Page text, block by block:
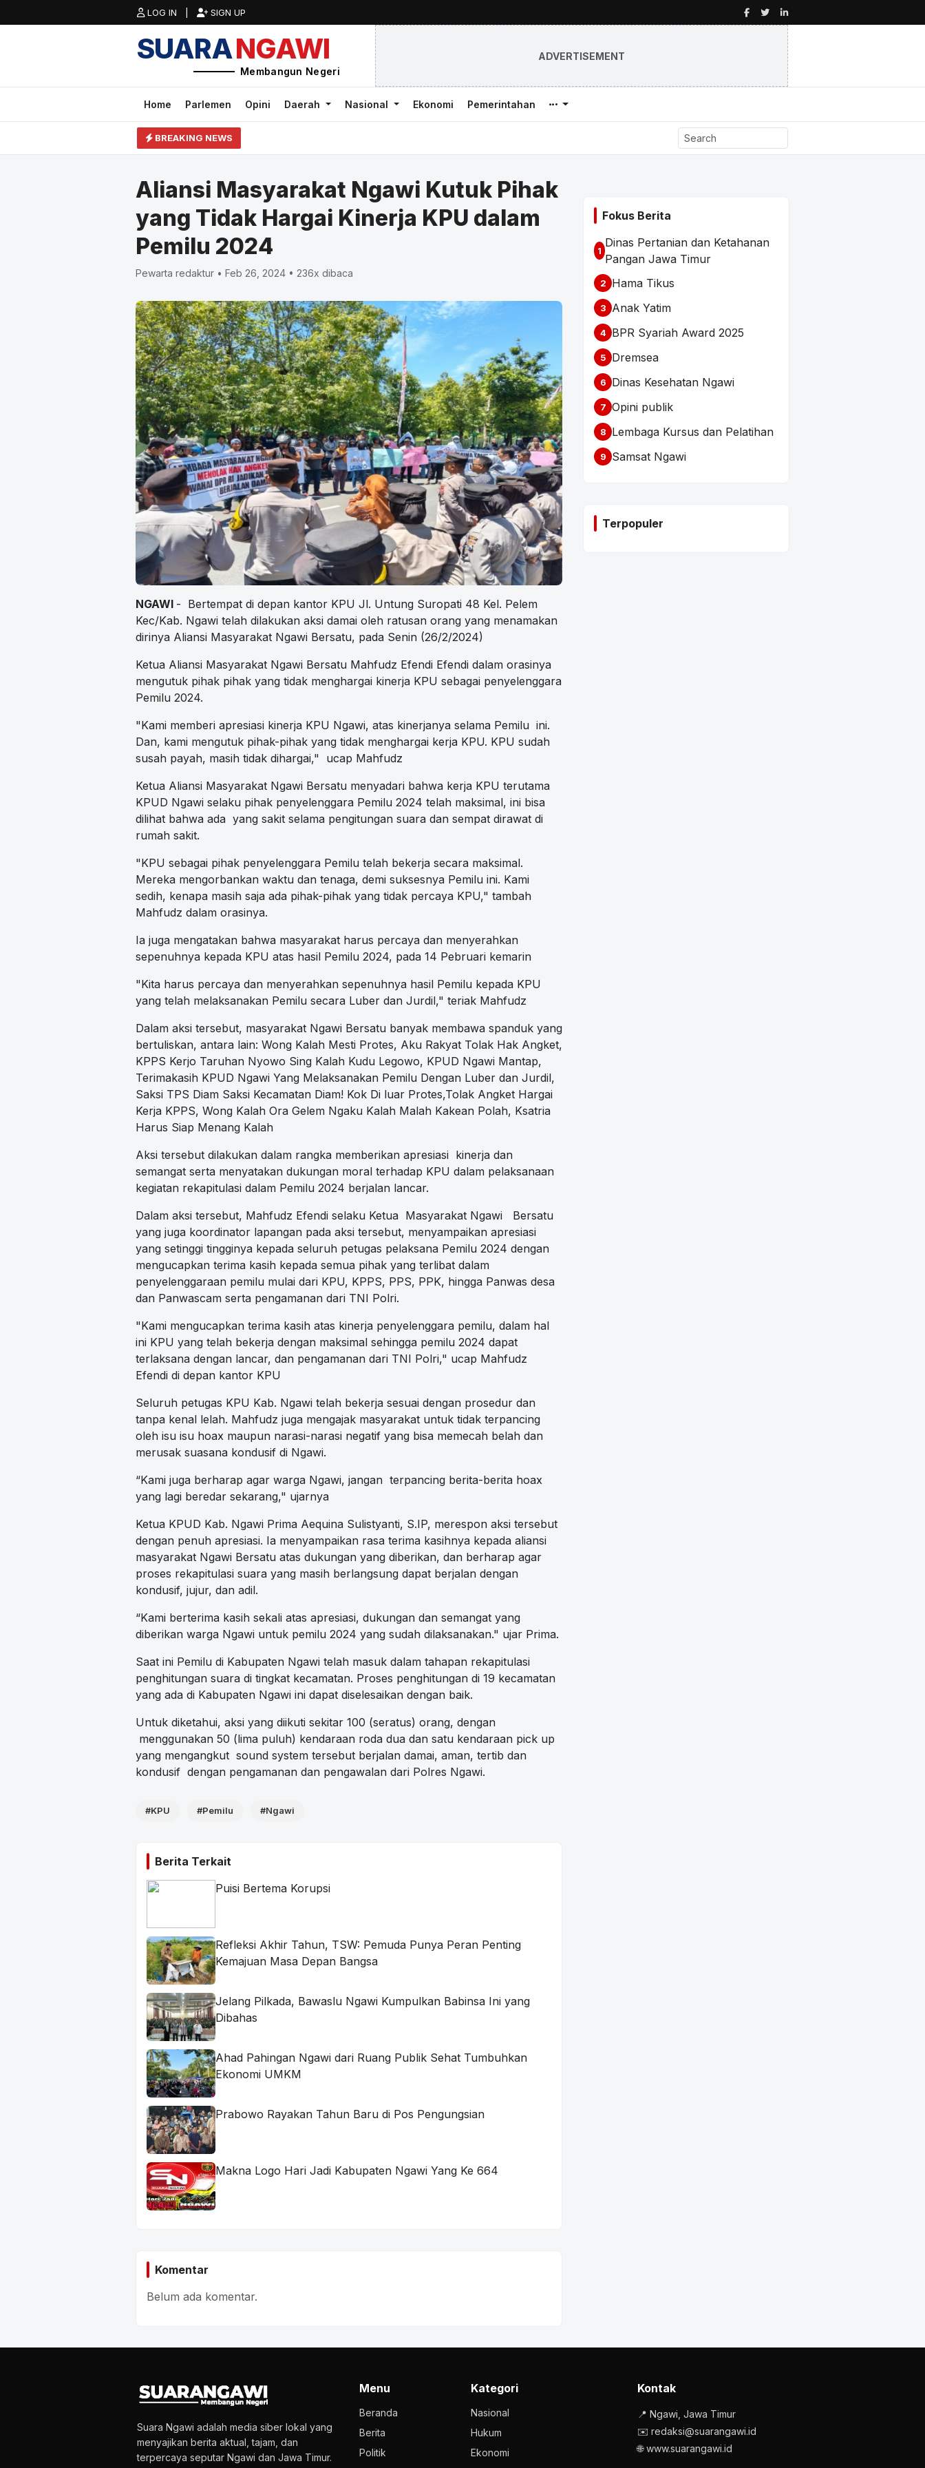
LOG IN | SIGN UP
SUARANGAWI
Membangun Negeri
ADVERTISEMENT
Home Parlemen Opini Daerah Nasional Ekonomi Pemerintahan
BREAKING NEWS
Aliansi Masyarakat Ngawi Kutuk Pihak
yang Tidak Hargai Kinerja KPU dalam
Pemilu 2024
Pewarta redaktur • Feb 26, 2024 • 236x dibaca
NGAWI - Bertempat di depan kantor KPU Jl. Untung Suropati 48 Kel. Pelem
Kec/Kab. Ngawi telah dilakukan aksi damai oleh ratusan orang yang menamakan
dirinya Aliansi Masyarakat Ngawi Bersatu, pada Senin (26/2/2024)
Ketua Aliansi Masyarakat Ngawi Bersatu Mahfudz Efendi Efendi dalam orasinya
mengutuk pihak pihak yang tidak menghargai kinerja KPU sebagai penyelenggara
Pemilu 2024.
"Kami memberi apresiasi kinerja KPU Ngawi, atas kinerjanya selama Pemilu ini.
Dan, kami mengutuk pihak-pihak yang tidak menghargai kerja KPU. KPU sudah
susah payah, masih tidak dihargai," ucap Mahfudz
Ketua Aliansi Masyarakat Ngawi Bersatu menyadari bahwa kerja KPU terutama
KPUD Ngawi selaku pihak penyelenggara Pemilu 2024 telah maksimal, ini bisa
dilihat bahwa ada yang sakit selama pengitungan suara dan sempat dirawat di
rumah sakit.
"KPU sebagai pihak penyelenggara Pemilu telah bekerja secara maksimal.
Mereka mengorbankan waktu dan tenaga, demi suksesnya Pemilu ini. Kami
sedih, kenapa masih saja ada pihak-pihak yang tidak percaya KPU," tambah
Mahfudz dalam orasinya.
Ia juga mengatakan bahwa masyarakat harus percaya dan menyerahkan
sepenuhnya kepada KPU atas hasil Pemilu 2024, pada 14 Pebruari kemarin
"Kita harus percaya dan menyerahkan sepenuhnya hasil Pemilu kepada KPU
yang telah melaksanakan Pemilu secara Luber dan Jurdil," teriak Mahfudz
Dalam aksi tersebut, masyarakat Ngawi Bersatu banyak membawa spanduk yang
bertuliskan, antara lain: Wong Kalah Mesti Protes, Aku Rakyat Tolak Hak Angket,
KPPS Kerjo Taruhan Nyowo Sing Kalah Kudu Legowo, KPUD Ngawi Mantap,
Terimakasih KPUD Ngawi Yang Melaksanakan Pemilu Dengan Luber dan Jurdil,
Saksi TPS Diam Saksi Kecamatan Diam! Kok Di luar Protes,Tolak Angket Hargai
Kerja KPPS, Wong Kalah Ora Gelem Ngaku Kalah Malah Kakean Polah, Ksatria
Harus Siap Menang Kalah
Aksi tersebut dilakukan dalam rangka memberikan apresiasi kinerja dan
semangat serta menyatakan dukungan moral terhadap KPU dalam pelaksanaan
kegiatan rekapitulasi dalam Pemilu 2024 berjalan lancar.
Dalam aksi tersebut, Mahfudz Efendi selaku Ketua Masyarakat Ngawi Bersatu
yang juga koordinator lapangan pada aksi tersebut, menyampaikan apresiasi
yang setinggi tingginya kepada seluruh petugas pelaksana Pemilu 2024 dengan
mengucapkan terima kasih kepada semua pihak yang terlibat dalam
penyelenggaraan pemilu mulai dari KPU, KPPS, PPS, PPK, hingga Panwas desa
dan Panwascam serta pengamanan dari TNI Polri.
"Kami mengucapkan terima kasih atas kinerja penyelenggara pemilu, dalam hal
ini KPU yang telah bekerja dengan maksimal sehingga pemilu 2024 dapat
terlaksana dengan lancar, dan pengamanan dari TNI Polri," ucap Mahfudz
Efendi di depan kantor KPU
Seluruh petugas KPU Kab. Ngawi telah bekerja sesuai dengan prosedur dan
tanpa kenal lelah. Mahfudz juga mengajak masyarakat untuk tidak terpancing
oleh isu isu hoax maupun narasi-narasi negatif yang bisa memecah belah dan
merusak suasana kondusif di Ngawi.
“Kami juga berharap agar warga Ngawi, jangan terpancing berita-berita hoax
yang lagi beredar sekarang," ujarnya
Ketua KPUD Kab. Ngawi Prima Aequina Sulistyanti, S.IP, merespon aksi tersebut
dengan penuh apresiasi. Ia menyampaikan rasa terima kasihnya kepada aliansi
masyarakat Ngawi Bersatu atas dukungan yang diberikan, dan berharap agar
proses rekapitulasi suara yang masih berlangsung dapat berjalan dengan
kondusif, jujur, dan adil.
“Kami berterima kasih sekali atas apresiasi, dukungan dan semangat yang
diberikan warga Ngawi untuk pemilu 2024 yang sudah dilaksanakan." ujar Prima.
Saat ini Pemilu di Kabupaten Ngawi telah masuk dalam tahapan rekapitulasi
penghitungan suara di tingkat kecamatan. Proses penghitungan di 19 kecamatan
yang ada di Kabupaten Ngawi ini dapat diselesaikan dengan baik.
Untuk diketahui, aksi yang diikuti sekitar 100 (seratus) orang, dengan
menggunakan 50 (lima puluh) kendaraan roda dua dan satu kendaraan pick up
yang mengangkut sound system tersebut berjalan damai, aman, tertib dan
kondusif dengan pengamanan dan pengawalan dari Polres Ngawi.
#KPU #Pemilu #Ngawi
Berita Terkait
Puisi Bertema Korupsi
Refleksi Akhir Tahun, TSW: Pemuda Punya Peran Penting
Kemajuan Masa Depan Bangsa
Jelang Pilkada, Bawaslu Ngawi Kumpulkan Babinsa Ini yang
Dibahas
Ahad Pahingan Ngawi dari Ruang Publik Sehat Tumbuhkan
Ekonomi UMKM
Prabowo Rayakan Tahun Baru di Pos Pengungsian
Makna Logo Hari Jadi Kabupaten Ngawi Yang Ke 664
Komentar
Belum ada komentar.
Fokus Berita
1
Dinas Pertanian dan Ketahanan
Pangan Jawa Timur
2 Hama Tikus
3 Anak Yatim
4 BPR Syariah Award 2025
5 Dremsea
6 Dinas Kesehatan Ngawi
7 Opini publik
8 Lembaga Kursus dan Pelatihan
9 Samsat Ngawi
Terpopuler
Suara Ngawi adalah media siber lokal yang
menyajikan berita aktual, tajam, dan
terpercaya seputar Ngawi dan Jawa Timur.
Menu
Beranda
Berita
Politik
Kategori
Nasional
Hukum
Ekonomi
Kontak
📍 Ngawi, Jawa Timur
✉️ redaksi@suarangawi.id
🌐 www.suarangawi.id